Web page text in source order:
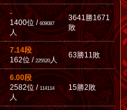
-
1400位 /609087
人
3641勝1671
敗
7.14段
162位 /225520人
63勝11敗
6.00段
2582位 /114114
人
15勝2敗